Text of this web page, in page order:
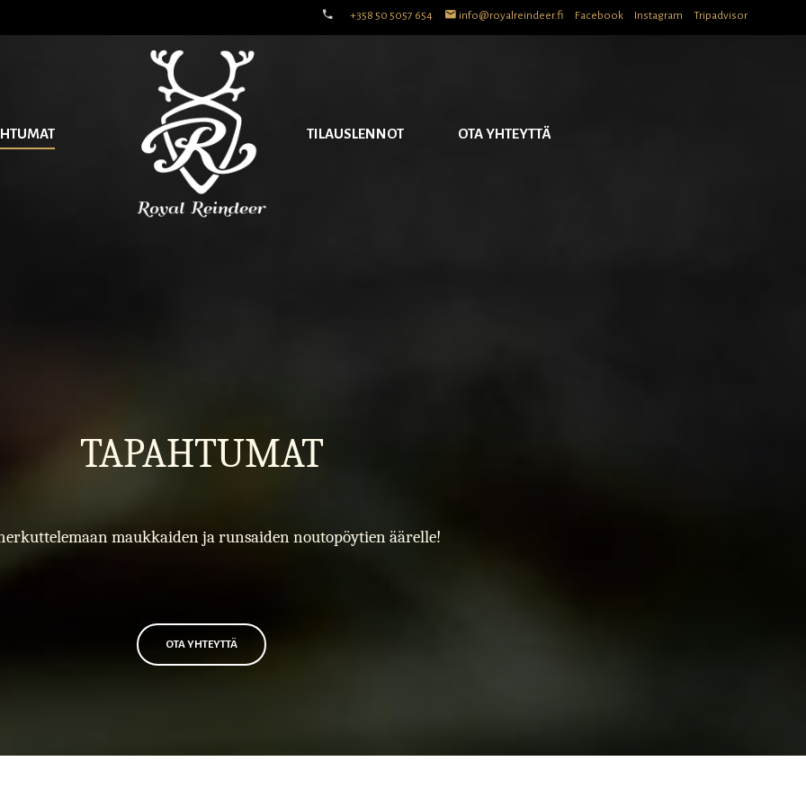
+358 50 5057 654 info@royalreindeer.fi Facebook Instagram Tripadvisor
TILAUSLENNOT OTA YHTEYTTÄ
TAPAHTUMAT
maukkaiden ja runsaiden noutopöytien äärelle!
OTA YHTEYTTÄ